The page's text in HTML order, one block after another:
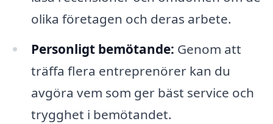
olika företagen och deras arbete.
Personligt bemötande: Genom att
träffa flera entreprenörer kan du
avgöra vem som ger bäst service och
trygghet i bemötandet.